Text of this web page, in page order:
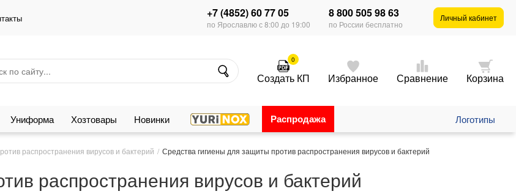
+7 (4852) 60 77 05
по Ярославлю с 8:00 до 19:00
8 800 505 98 63
по России бесплатно
Личный кабинет
0
Создать КП Избранное Сравнение Корзина
Униформа Хозтовары Новинки Распродажа Логотипы
распространения вирусов и бактерий Средства гигиены для защиты против распространения вирусов и бактерий
распространения вирусов и бактерий